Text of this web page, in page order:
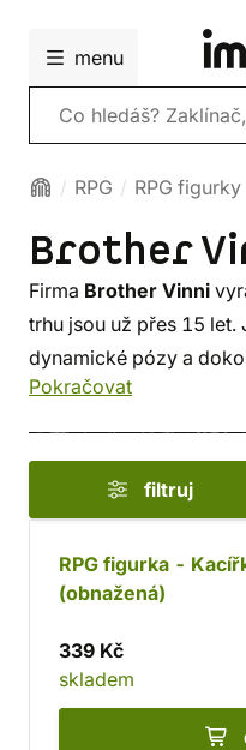
menu
Vyhledávání
RPG RPG figurky
Brother
Firma Brother Vinni
trhu jsou už přes 15 let.
dynamické pózy a
pro designRPG figurek
Pokračovat
filtruj
RPG figurka -
(obnažená)
339 Kč
skladem